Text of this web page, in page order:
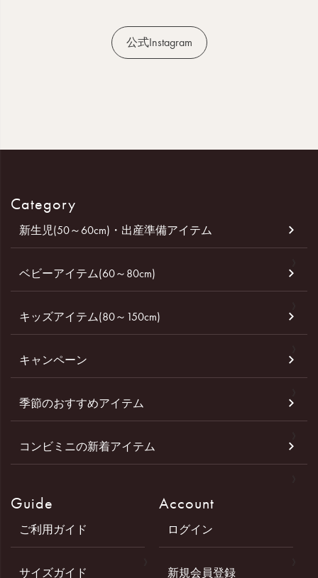
公式Instagram
Category
新生児(50～60cm)・出産準備アイテム
ベビーアイテム(60～80cm)
キッズアイテム(80～150cm)
キャンペーン
季節のおすすめアイテム
コンビミニの新着アイテム
Guide
ご利用ガイド
サイズガイド
Account
ログイン
新規会員登録